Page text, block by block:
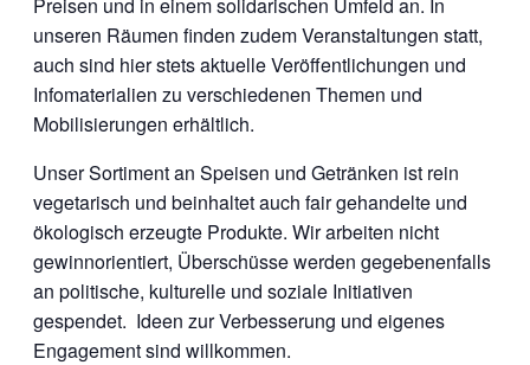
unseren Räumen finden zudem Veranstaltungen statt,
auch sind hier stets aktuelle Veröffentlichungen und
Infomaterialien zu verschiedenen Themen und
Mobilisierungen erhältlich.
Unser Sortiment an Speisen und Getränken ist rein
vegetarisch und beinhaltet auch fair gehandelte und
ökologisch erzeugte Produkte. Wir arbeiten nicht
gewinnorientiert, Überschüsse werden gegebenenfalls
an politische, kulturelle und soziale Initiativen
gespendet. Ideen zur Verbesserung und eigenes
Engagement sind willkommen.